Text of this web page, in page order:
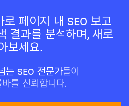
로 페이지 내 SEO 보고
결과를 분석하며, 새로
보세요.
는 SEO 전문가들이
를 신뢰합니다.